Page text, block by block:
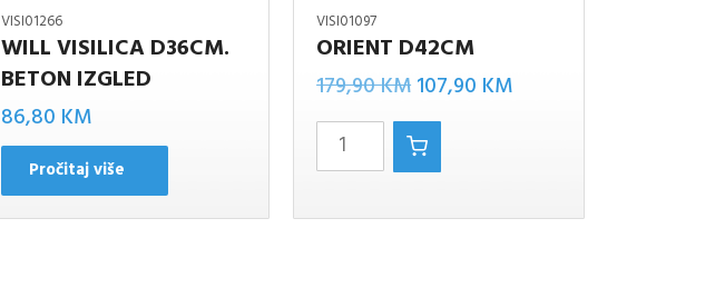
VISI01266
WILL VISILICA D36CM.
BETON IZGLED
86,80 KM
Pročitaj više
VISI01097
ORIENT D42CM
179,90KM Izvorna
cijena
bila
179,90 KM.
107,90 KMTrenutna
Orient
D42CM
količina